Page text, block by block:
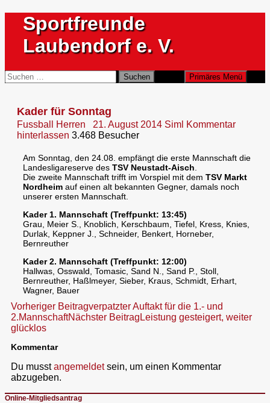
Inhalt
springen
Sportfreunde
Laubendorf e. V.
Suchen Primäres Menü
Suchen
nach:
Kader für Sonntag
Fussball Herren 21. August 2014 Siml Kommentar
hinterlassen 3.468 Besucher
Am Sonntag, den 24.08. empfängt die erste Mannschaft die
Landesligareserve des TSV Neustadt-Aisch
Die zweite Mannschaft trifft im Vorspiel mit dem TSV Markt
Nordheim auf einen alt bekannten Gegner, damals noch
unserer ersten Mannschaft.
Kader 1. Mannschaft (Treffpunkt: 13:45)
Grau, Meier S., Knoblich, Kerschbaum, Tiefel, Kress, Knies,
Durlak, Keppner J., Schneider, Benkert, Horneber,
Bernreuther
Kader 2. Mannschaft (Treffpunkt: 12:00)
Hallwas, Osswald, Tomasic, Sand N., Sand P., Stoll,
Bernreuther, Haßlmeyer, Sieber, Kraus, Schmidt, Erhart,
Wagner, Bauer
Beitragsnavigation
Vorheriger Beitragverpatzter Auftakt für die 1.- und
2.MannschaftNächster Beitrag Leistung gesteigert, weiter
glücklos
Kommentar
Du musstangemeldetsein, um einen Kommentar
abzugeben.
Online-Mitgliedsantrag